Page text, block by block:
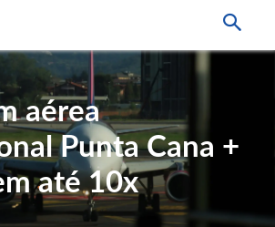
aérea
Punta Cana +
até 10x